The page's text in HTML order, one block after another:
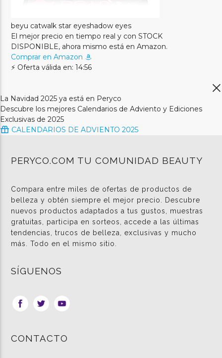
beyu catwalk star eyeshadow eyes
El mejor precio en tiempo real y con STOCK
DISPONIBLE, ahora mismo está en Amazon.
Comprar en Amazon
⚡ Oferta válida en: 14:56
La Navidad 2025 ya está en Peryco
Descubre los mejores Calendarios de Adviento y Ediciones
Exclusivas de 2025
CALENDARIOS DE ADVIENTO 2025
PERYCO.COM TU COMUNIDAD BEAUTY
Compara entre miles de ofertas de productos de
belleza y obtén siempre el mejor precio. Descubre
nuevos productos adaptados a tus gustos, muestras
gratuitas, participa en sorteos, accede a las últimas
tendencias, trucos de belleza, exclusivas y mucho
más. Todo en el mismo sitio.
SÍGUENOS
CONTACTO